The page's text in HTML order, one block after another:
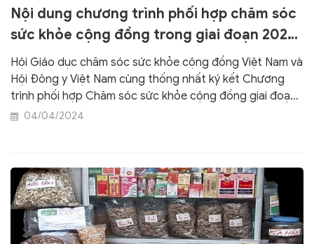
Nội dung chương trình phối hợp chăm sóc
sức khỏe cộng đồng trong giai đoạn 2024-
2029
Hội Giáo dục chăm sóc sức khỏe cộng đồng Việt Nam và
Hội Đông y Việt Nam cùng thống nhất ký kết Chương
trình phối hợp Chăm sóc sức khỏe cộng đồng giai đoạn
2024-2029.
04/04/2024